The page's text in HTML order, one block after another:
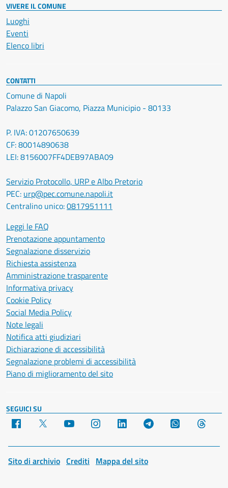
VIVERE IL COMUNE
Luoghi
Eventi
Elenco libri
CONTATTI
Comune di Napoli
Palazzo San Giacomo, Piazza Municipio - 80133
P. IVA: 01207650639
CF: 80014890638
LEI: 8156007FF4DEB97ABA09
Servizio Protocollo, URP e Albo Pretorio
PEC: urp@pec.comune.napoli.it
Centralino unico:0817951111
Leggi le FAQ
Prenotazione appuntamento
Segnalazione disservizio
Richiesta assistenza
Amministrazione trasparente
Informativa privacy
Cookie Policy
Social Media Policy
Note legali
Notifica atti giudiziari
Dichiarazione di accessibilità
Segnalazione problemi di accessibilità
Piano di miglioramento del sito
SEGUICI SU
Facebook YouTube Instagram LinkedIn Telegram WhatsApp
Sito di archivio Crediti Mappa del sito